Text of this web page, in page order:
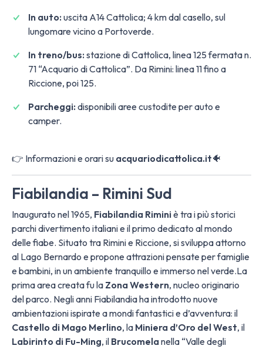
In auto: uscita A14 Cattolica; 4 km dal casello, sul
lungomare vicino a Portoverde.
In treno/bus: stazione di Cattolica, linea 125 fermata n.
71 “Acquario di Cattolica”. Da Rimini: linea 11 fino a
Riccione, poi 125.
Parcheggi: disponibili aree custodite per auto e
camper.
👉 Informazioni e orari su acquariodicattolica.it🐠
Fiabilandia – Rimini Sud
Inaugurato nel 1965, Fiabilandia Riminiè tra i più storici
parchi divertimento italiani e il primo dedicato al mondo
delle fiabe. Situato tra Rimini e Riccione, si sviluppa attorno
al Lago Bernardo e propone attrazioni pensate per famiglie
e bambini, in un ambiente tranquillo e immerso nel verde.La
prima area creata fu la Zona Western, nucleo originario
del parco. Negli anni Fiabilandia ha introdotto nuove
ambientazioni ispirate a mondi fantastici e d’avventura: il
Castello di Mago Merlino, la Miniera d’Oro del West, il
Labirinto di Fu-Ming, il Brucomelanella “Valle degli